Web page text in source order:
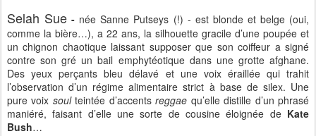
Selah Sue - née Sanne Putseys (!) - est blonde et belge (oui,
comme la bière…), a 22 ans, la silhouette gracile d’une poupée et
un chignon chaotique laissant supposer que son coiffeur a signé
contre son gré un bail emphytéotique dans une grotte afghane.
Des yeux perçants bleu délavé et une voix éraillée qui trahit
l’observation d’un régime alimentaire strict à base de silex. Une
pure voix soulteintée d’accentsreggae qu’elle distille d’un phrasé
maniéré, faisant d’elle une sorte de cousine éloignée de Kate
Bush…